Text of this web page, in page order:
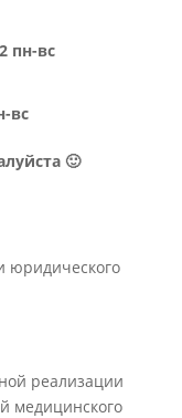
пн-вс
вс
🙂
юридического
реализации
медицинского